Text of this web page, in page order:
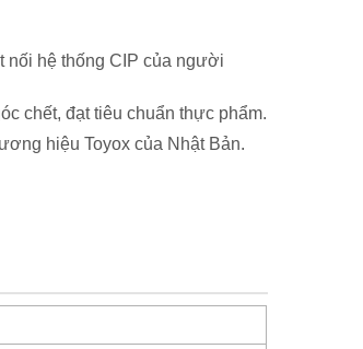
nối hệ thống CIP của người
chết, đạt tiêu chuẩn thực phẩm.
hiệu Toyox của Nhật Bản.